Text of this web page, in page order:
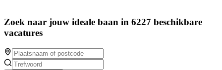
Zoek naar jouw ideale baan in 6227 beschikbare
vacatures